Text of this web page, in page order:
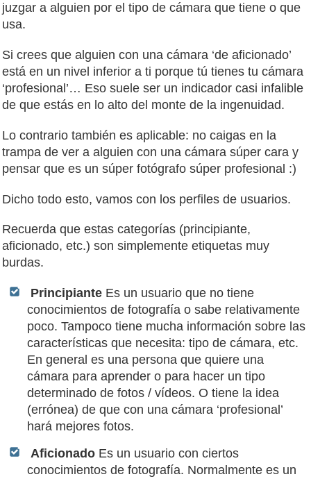
juzgar a alguien por el tipo de cámara que tiene o que
usa.
Si crees que alguien con una cámara ‘de aficionado’
está en un nivel inferior a ti porque tú tienes tu cámara
‘profesional’… Eso suele ser un indicador casi infalible
de que estás en lo alto del monte de la ingenuidad.
Lo contrario también es aplicable: no caigas en la
trampa de ver a alguien con una cámara súper cara y
pensar que es un súper fotógrafo súper profesional :)
Dicho todo esto, vamos con los perfiles de usuarios.
Recuerda que estas categorías (principiante,
aficionado, etc.) son simplemente etiquetas muy
burdas.
Principiante Es un usuario que no tiene
conocimientos de fotografía o sabe relativamente
poco. Tampoco tiene mucha información sobre las
características que necesita: tipo de cámara, etc.
En general es una persona que quiere una
cámara para aprender o para hacer un tipo
determinado de fotos / vídeos. O tiene la idea
(errónea) de que con una cámara ‘profesional’
hará mejores fotos.
Aficionado Es un usuario con ciertos
conocimientos de fotografía. Normalmente es un